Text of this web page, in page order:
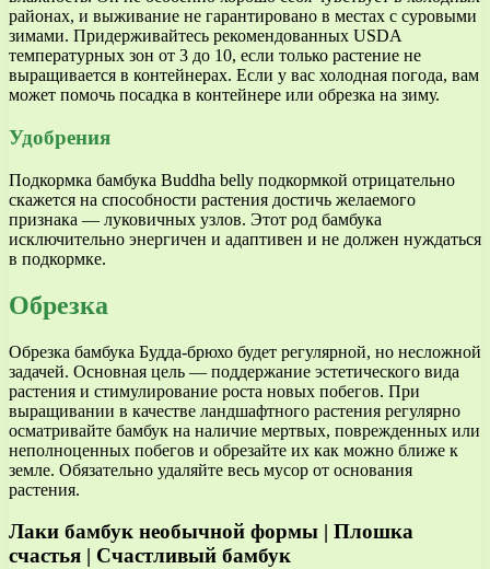
районах, и выживание не гарантировано в местах с суровыми
зимами. Придерживайтесь рекомендованных USDA
температурных зон от 3 до 10, если только растение не
выращивается в контейнерах. Если у вас холодная погода, вам
может помочь посадка в контейнере или обрезка на зиму.
Удобрения
Подкормка бамбука Buddha belly подкормкой отрицательно
скажется на способности растения достичь желаемого
признака — луковичных узлов. Этот род бамбука
исключительно энергичен и адаптивен и не должен нуждаться
в подкормке.
Обрезка
Обрезка бамбука Будда-брюхо будет регулярной, но несложной
задачей. Основная цель — поддержание эстетического вида
растения и стимулирование роста новых побегов. При
выращивании в качестве ландшафтного растения регулярно
осматривайте бамбук на наличие мертвых, поврежденных или
неполноценных побегов и обрезайте их как можно ближе к
земле. Обязательно удаляйте весь мусор от основания
растения.
Лаки бамбук необычной формы | Плошка
счастья | Счастливый бамбук